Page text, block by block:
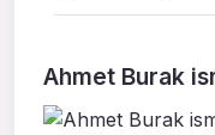
Ahmet Burak